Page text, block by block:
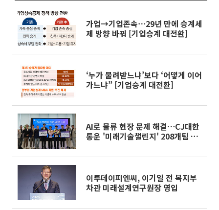
가업→기업존속⋯29년 만에 승계세
제 방향 바꿔 [기업승계 대전환]
‘누가 물려받느냐’보다 ‘어떻게 이어
가느냐” [기업승계 대전환]
AI로 물류 현장 문제 해결⋯CJ대한
통운 '미래기술챌린지' 208개팀 몰
이투데이피엔씨, 이기일 전 복지부
차관 미래설계연구원장 영입